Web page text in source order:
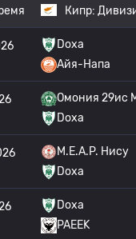
Кипр:
Doxa
Айя-Напа
Омония 29ис
Doxa
M.E.A.P. Нису
Doxa
Doxa
PAEEK